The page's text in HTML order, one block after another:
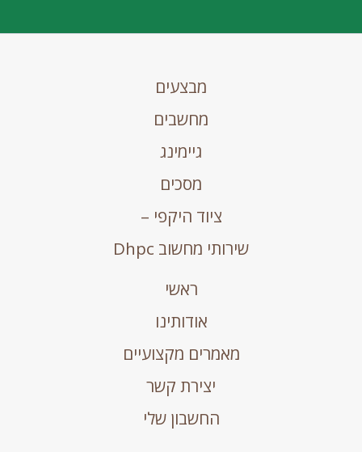
מבצעים
מחשבים
גיימינג
מסכים
ציוד היקפי –
שירותי מחשוב Dhpc
ראשי
אודותינו
מאמרים מקצועיים
יצירת קשר
החשבון שלי